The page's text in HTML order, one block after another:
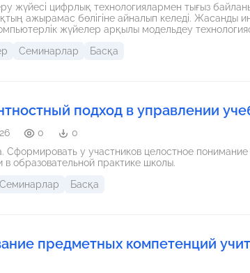
жүйесі цифрлық технологиялармен тығыз
айналып келеді. Жасанды интеллект – адамның ойлау, талдау, үйрену сияқты
жүйелер арқылы модельдеу
ойлауын
Семинарлар Басқа
подход в управлении
0
0
Сформировать у участников целостное
в образовательной практике школы.
Семинарлар Басқа
предметных компетенций